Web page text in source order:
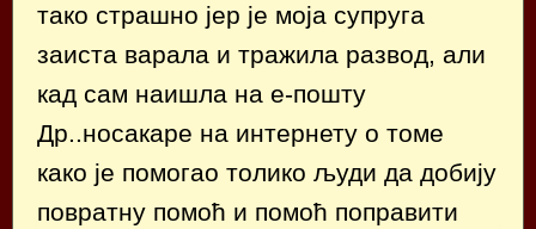
тако страшно јер је моја супруга
заиста варала и тражила развод, али
кад сам наишла на е-пошту
Др..носакаре на интернету о томе
како је помогао толико људи да добију
повратну помоћ и помоћ поправити